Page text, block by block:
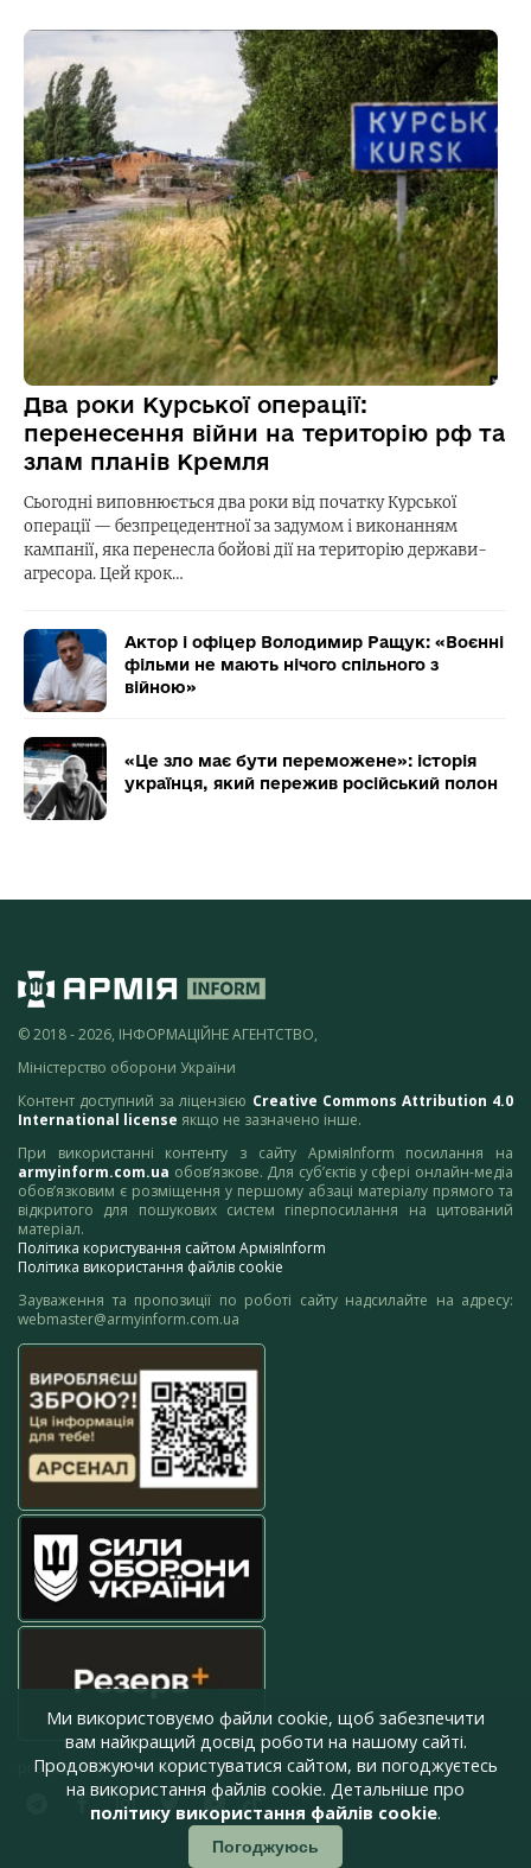
Два роки Курської операції:
перенесення війни на територію рф та
злам планів Кремля
Сьогодні виповнюється два роки від початку Курської
операції — безпрецедентної за задумом і виконанням
кампанії, яка перенесла бойові дії на територію держави-
агресора. Цей крок…
Актор і офіцер Володимир Ращук: «Воєнні
фільми не мають нічого спільного з
війною»
«Це зло має бути переможене»: історія
українця, який пережив російський полон
© 2018 - 2026, ІНФОРМАЦІЙНЕ АГЕНТСТВО,
Міністерство оборони України
Контент доступний за ліцензією Creative Commons Attribution 4.0
International license якщо не зазначено інше.
При використанні контенту з сайту АрміяInform посилання на
armyinform.com.ua обов’язкове. Для суб’єктів у сфері онлайн-медіа
обов’язковим є розміщення у першому абзаці матеріалу прямого та
відкритого для пошукових систем гіперпосилання на цитований
матеріал.
Політика користування сайтом АрміяInform
Політика використання файлів cookie
Зауваження та пропозиції по роботі сайту надсилайте на адресу:
webmaster@armyinform.com.ua
press@armyinform.com.ua
Ми використовуємо файли cookie, щоб забезпечити
вам найкращий досвід роботи на нашому сайті.
Продовжуючи користуватися сайтом, ви погоджуєтесь
на використання файлів cookie. Детальніше про
політику використання файлів cookie.
Погоджуюсь